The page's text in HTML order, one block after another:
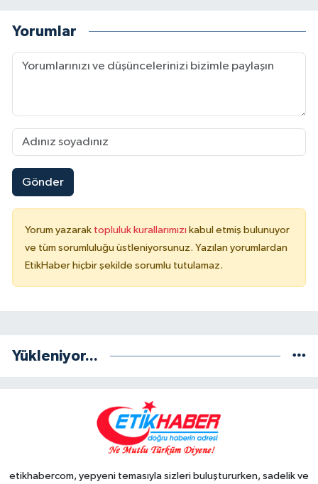
Yorumlar
Gönder
Yorum yazarak topluluk kurallarımızı kabul etmiş bulunuyor
ve tüm sorumluluğu üstleniyorsunuz. Yazılan yorumlardan
EtikHaber hiçbir şekilde sorumlu tutulamaz.
Yükleniyor...
etikhabercom, yepyeni temasıyla sizleri buluştururken, sadelik ve